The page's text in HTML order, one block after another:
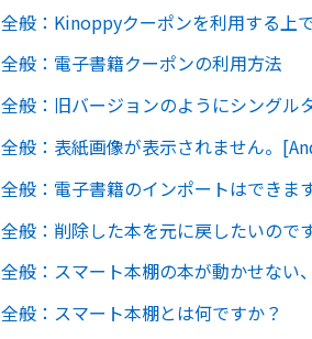
全般：Kinoppyクーポンを利用する上
全般：電子書籍クーポンの利用方法
全般：旧バージョンのようにシング
全般：表紙画像が表示されません。
全般：電子書籍のインポートはできま
全般：削除した本を元に戻したいので
全般：スマート本棚の本が動かせな
全般：スマート本棚とは何ですか？